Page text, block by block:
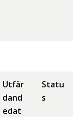
Utfär
dand
edat
Statu
s